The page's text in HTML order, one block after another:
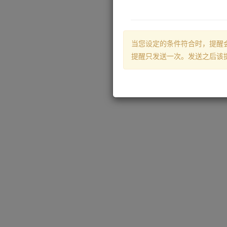
当您设定的条件符合时，提醒
提醒只发送一次。发送之后该